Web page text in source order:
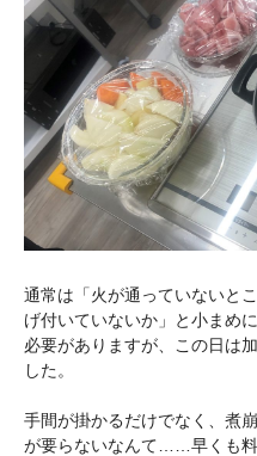
通常は「火が通っていないと
げ付いていないか」と小まめ
必要がありますが、この日は
した。
手間が掛かるだけでなく、煮
が要らないなんて……早くも料